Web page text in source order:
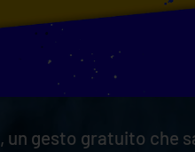
gesto gratuito che